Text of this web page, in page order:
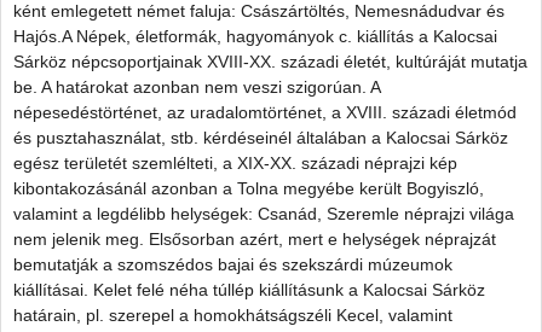
ként emlegetett német faluja: Császártöltés, Nemesnádudvar és
Hajós.A Népek, életformák, hagyományok c. kiállítás a Kalocsai
Sárköz népcsoportjainak XVIII-XX. századi életét, kultúráját mutatja
be. A határokat azonban nem veszi szigorúan. A
népesedéstörténet, az uradalomtörténet, a XVIII. századi életmód
és pusztahasználat, stb. kérdéseinél általában a Kalocsai Sárköz
egész területét szemlélteti, a XIX-XX. századi néprajzi kép
kibontakozásánál azonban a Tolna megyébe került Bogyiszló,
valamint a legdélibb helységek: Csanád, Szeremle néprajzi világa
nem jelenik meg. Elsősorban azért, mert e helységek néprajzát
bemutatják a szomszédos bajai és szekszárdi múzeumok
kiállításai. Kelet felé néha túllép kiállításunk a Kalocsai Sárköz
határain, pl. szerepel a homokhátságszéli Kecel, valamint